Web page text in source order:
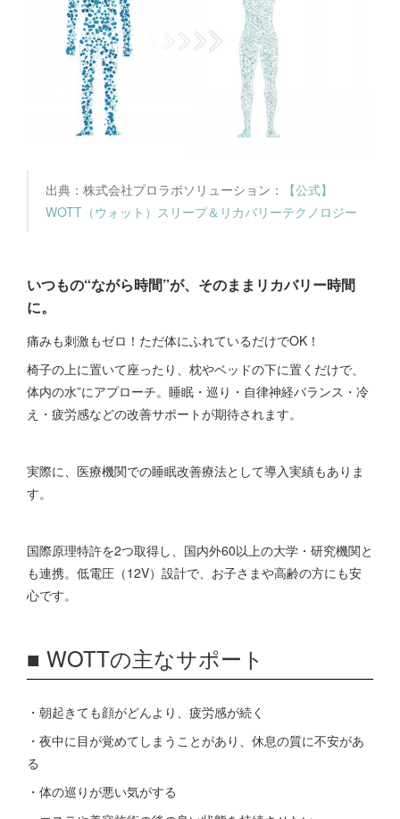
出典：株式会社プロラボソリューション：
【公式】
WOTT（ウォット）スリープ＆リカバリーテクノロジー
いつもの“ながら時間”が、そのままリカバリー時間
に。
痛みも刺激もゼロ！ただ体にふれているだけでOK！
椅子の上に置いて座ったり、枕やベッドの下に置くだけで、
体内の水”にアプローチ。睡眠・巡り・自律神経バランス・冷
え・疲労感などの改善サポートが期待されます。
実際に、医療機関での睡眠改善療法として導入実績もありま
す。
国際原理特許を2つ取得し、国内外60以上の大学・研究機関と
も連携。低電圧（12V）設計で、お子さまや高齢の方にも安
心です。
■ WOTTの主なサポート
・朝起きても顔がどんより、疲労感が続く
・夜中に目が覚めてしまうことがあり、休息の質に不安があ
る
・体の巡りが悪い気がする